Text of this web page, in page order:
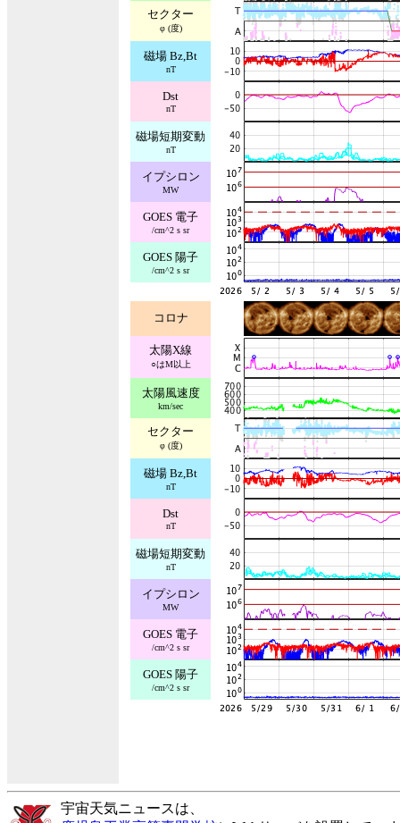
セクター
φ (度)
磁場 Bz,Bt
nT
Dst
nT
磁場短期変動
nT
イプシロン
MW
GOES 電子
/cm^2 s sr
GOES 陽子
/cm^2 s sr
コロナ
太陽X線
○はM以上
太陽風速度
km/sec
セクター
φ (度)
磁場 Bz,Bt
nT
Dst
nT
磁場短期変動
nT
イプシロン
MW
GOES 電子
/cm^2 s sr
GOES 陽子
/cm^2 s sr
宇宙天気ニュースは、